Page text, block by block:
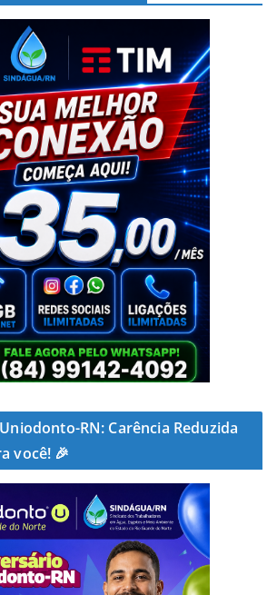
RN: Carência Reduzida
você! 🎉